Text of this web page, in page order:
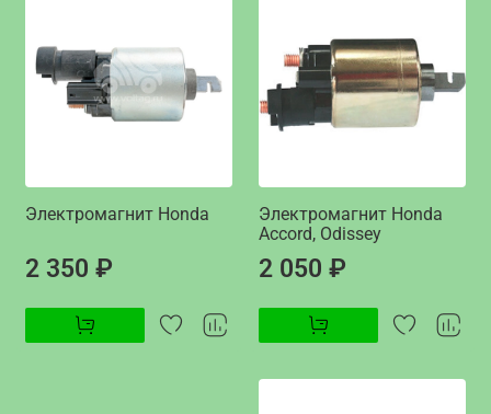
Электромагнит Honda
2 350 ₽
Электромагнит Honda
Accord, Odissey
2 050 ₽